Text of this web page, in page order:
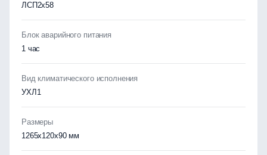
ЛСП2х58
Блок аварийного питания
1 час
Вид климатического исполнения
УХЛ1
Размеры
1265x120x90 мм